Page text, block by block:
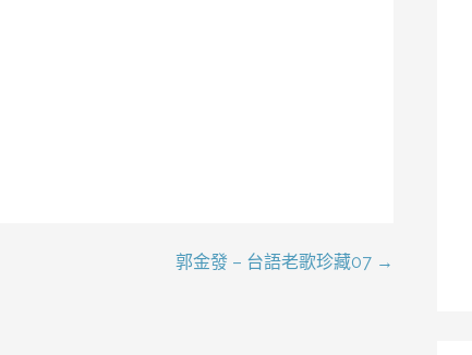
郭金發 – 台語老歌珍藏07 →